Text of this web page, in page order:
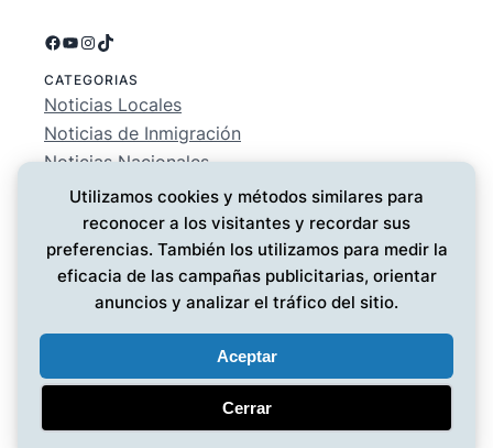
Facebook
YouTube
Instagram
TikTok
CATEGORIAS
Noticias Locales
Noticias de Inmigración
Noticias Nacionales
Deportes
Entretenimiento
EMPRESA
Conócenos
Política de Privacidad
Noticias MG
Utilizamos cookies y métodos similares para
reconocer a los visitantes y recordar sus
preferencias. También los utilizamos para medir la
eficacia de las campañas publicitarias, orientar
anuncios y analizar el tráfico del sitio.
Aceptar
Cerrar